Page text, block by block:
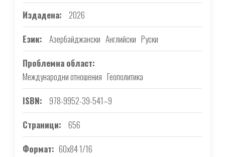
Издадена
2026
Език
Азербайджански Английски Руски
Проблемна област
Международни отношения Геополитика
ISBN
978-9952-39-541–9
Страници
656
Формат 60х84 1/16